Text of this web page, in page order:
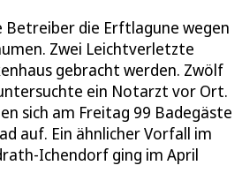
Betreiber die Erftlagune wegen
Zwei Leichtverletzte
gebracht werden. Zwölf
ein Notarzt vor Ort.
sich am Freitag 99 Badegäste
auf. Ein ähnlicher Vorfall im
Ichendorf ging im April